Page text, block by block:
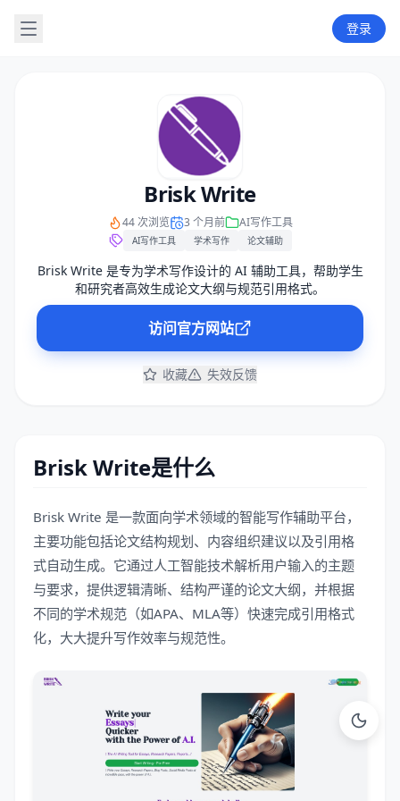
登录
Brisk Write
44 次浏览 3 个月前 AI写作工具
AI写作工具 学术写作 论文辅助
Brisk Write 是专为学术写作设计的 AI 辅助工具，帮助学生
和研究者高效生成论文大纲与规范引用格式。
访问官方网站
收藏 失效反馈
Brisk Write是什么
Brisk Write 是一款面向学术领域的智能写作辅助平台，
主要功能包括论文结构规划、内容组织建议以及引用格
式自动生成。它通过人工智能技术解析用户输入的主题
与要求，提供逻辑清晰、结构严谨的论文大纲，并根据
不同的学术规范（如APA、MLA等）快速完成引用格式
化，大大提升写作效率与规范性。